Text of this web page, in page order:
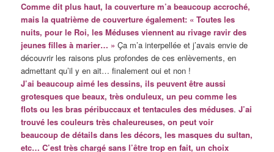
Comme dit plus haut, la couverture m’a beaucoup accroché,
mais la quatrième de couverture également: « Toutes les
nuits, pour le Roi, les Méduses viennent au rivage ravir des
jeunes filles à marier… » Ça m’a interpellée et j’avais envie de
découvrir les raisons plus profondes de ces enlèvements, en
admettant qu’il y en ait… finalement oui et non !
J’ai beaucoup aimé les dessins, ils peuvent être aussi
grotesques que beaux, très onduleux, un peu comme les
flots ou les bras péribuccaux et tentacules des méduses.J’ai
trouvé les couleurs très chaleureuses, on peut voir
beaucoup de détails dans les décors, les masques du sultan,
etc… C’est très chargé sans l’être trop en fait, un choix